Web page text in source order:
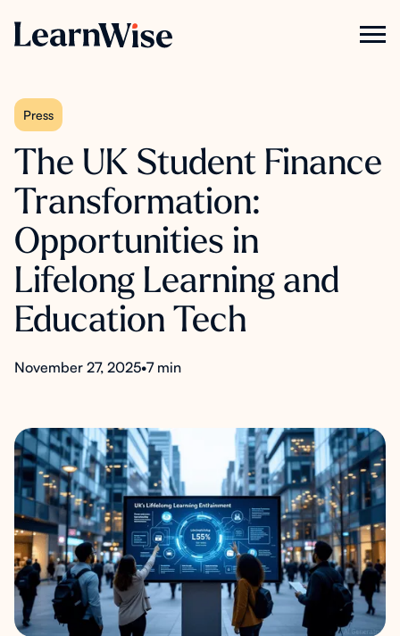
Press
The UK Student Finance
Transformation:
Opportunities in
Lifelong Learning and
Education Tech
November 27, 2025•7 min